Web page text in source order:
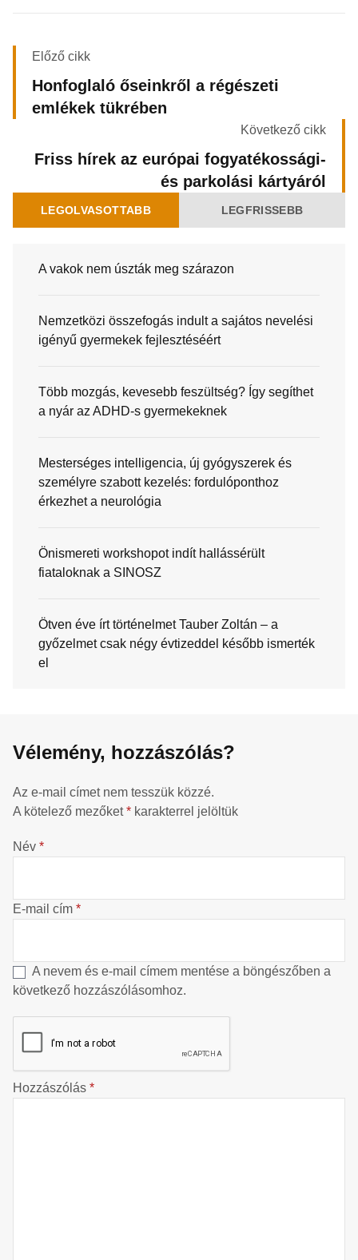
Előző cikk
Honfoglaló őseinkről a régészeti
emlékek tükrében
Következő cikk
Friss hírek az európai fogyatékossági-
és parkolási kártyáról
LEGOLVASOTTABB LEGFRISSEBB
A vakok nem úszták meg szárazon
Nemzetközi összefogás indult a sajátos nevelési
igényű gyermekek fejlesztéséért
Több mozgás, kevesebb feszültség? Így segíthet
a nyár az ADHD-s gyermekeknek
Mesterséges intelligencia, új gyógyszerek és
személyre szabott kezelés: fordulóponthoz
érkezhet a neurológia
Önismereti workshopot indít hallássérült
fiataloknak a SINOSZ
Ötven éve írt történelmet Tauber Zoltán – a
győzelmet csak négy évtizeddel később ismerték
el
Vélemény, hozzászólás?
Az e-mail címet nem tesszük közzé.
A kötelező mezőket* karakterrel jelöltük
Név *
E-mail cím *
A nevem és e-mail címem mentése a böngészőben a
következő hozzászólásomhoz.
Hozzászólás *